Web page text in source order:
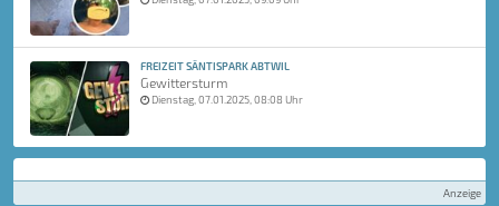
FREIZEIT SÄNTISPARK ABTWIL
Gewittersturm
Dienstag, 07.01.2025, 08:08 Uhr
Anzeige